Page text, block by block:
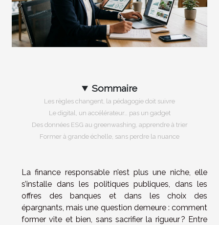
Sommaire
Les règles changent, la pédagogie doit suivre
Le digital, un accélérateur… pas un gadget
Des données ESG au greenwashing, apprendre à trier
Former à grande échelle, sans perdre la nuance
La finance responsable n’est plus une niche, elle
s’installe dans les politiques publiques, dans les
offres des banques et dans les choix des
épargnants, mais une question demeure : comment
former vite et bien, sans sacrifier la rigueur ? Entre